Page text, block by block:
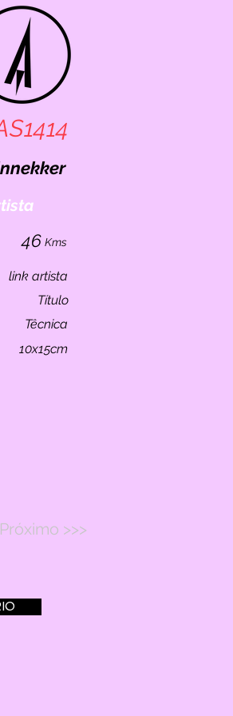
Kms
46
Próximo >>>
link artista
Título
Têcnica
10x15cm